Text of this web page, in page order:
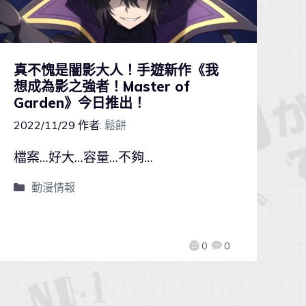
真不愧是闇影大人！手遊新作《我
想成為影之強者！Master of
Garden》今日推出！
2022/11/29 作者: 鬆餅
0 0
檔案…好大…容量…不夠…
動漫情報